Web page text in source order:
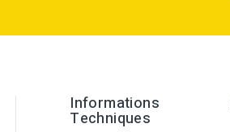
Informations
Techniques